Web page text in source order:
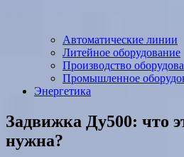
Автоматические линии
Литейное оборудование
Производство
Промышленное
Энергетика
Задвижка Ду500: что
нужна?